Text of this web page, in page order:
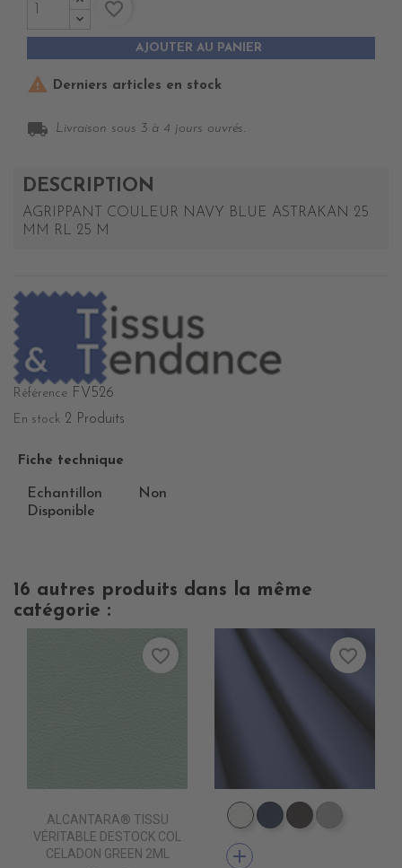
AJOUTER AU PANIER
favorite_border
 Derniers articles en stock
local_shipping Livraison sous 3 à 4 jours ouvrés.
DESCRIPTION
AGRIPPANT COULEUR NAVY BLUE ASTRAKAN 25
MM RL 25 M
Référence FV526
En stock 2 Produits
Fiche technique
Echantillon
Disponible
Non
16 autres produits dans la même
catégorie :
ALCANTARA® TISSU
VÉRITABLE DESTOCK COL
CELADON GREEN 2ML
favorite_border
EP9000 BLANC
EP9010 NAVY
EP9013EP9007
add
favorite_border